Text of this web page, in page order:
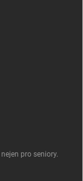
pro seniory.